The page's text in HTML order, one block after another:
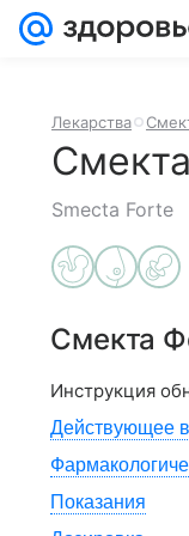
Лекарства
Smecta Forte
Смекта
Инструкция
Действующее
Показания